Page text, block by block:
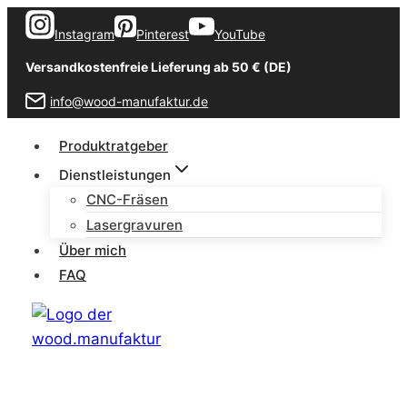
Zum
Inhalt
springen
Instagram Pinterest YouTube
Versandkostenfreie Lieferung ab 50 € (DE)
info@wood-manufaktur.de
Produktratgeber
Dienstleistungen
CNC-Fräsen
Lasergravuren
Über mich
FAQ